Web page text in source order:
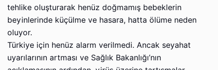
tehlike oluşturarak henüz doğmamış bebeklerin
beyinlerinde küçülme ve hasara, hatta ölüme neden
oluyor.
Türkiye için henüz alarm verilmedi. Ancak seyahat
uyarılarının artması ve Sağlık Bakanlığı’nın